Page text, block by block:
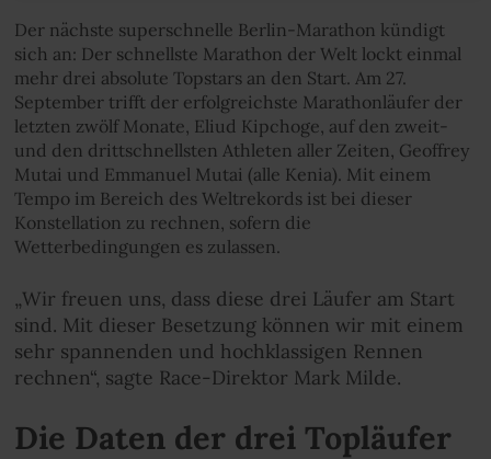
Der nächste superschnelle Berlin-Marathon kündigt
sich an: Der schnellste Marathon der Welt lockt einmal
mehr drei absolute Topstars an den Start. Am 27.
September trifft der erfolgreichste Marathonläufer der
letzten zwölf Monate, Eliud Kipchoge, auf den zweit-
und den drittschnellsten Athleten aller Zeiten, Geoffrey
Mutai und Emmanuel Mutai (alle Kenia). Mit einem
Tempo im Bereich des Weltrekords ist bei dieser
Konstellation zu rechnen, sofern die
Wetterbedingungen es zulassen.
„Wir freuen uns, dass diese drei Läufer am Start
sind. Mit dieser Besetzung können wir mit einem
sehr spannenden und hochklassigen Rennen
rechnen“, sagte Race-Direktor Mark Milde.
Die Daten der drei Topläufer